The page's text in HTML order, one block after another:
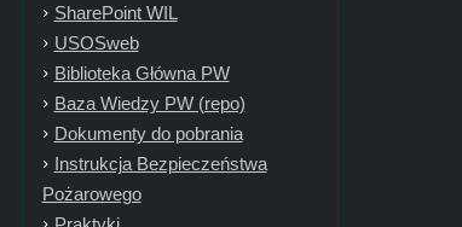
SharePoint WIL
USOSweb
Biblioteka Główna PW
Baza Wiedzy PW (repo)
Dokumenty do pobrania
Instrukcja Bezpieczeństwa
Pożarowego